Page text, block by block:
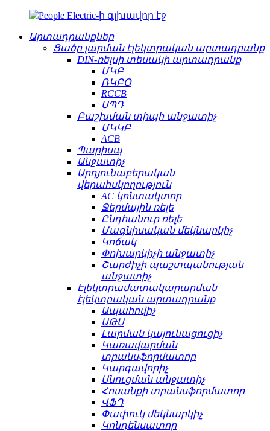
Արտադրանքներ
Ցածր լարման էլեկտրական արտադրանք
DIN-ռելսի տեսակի արտադրանք
ՄԿԲ
ՌԿԲՕ
RCCB
ՍՊԴ
Բաշխման տիպի անջատիչ
ՄԿԿԲ
ACB
Պարիսպ
Անջատիչ
Արդյունաբերական
վերահսկողություն
AC կոնտակտոր
Ջերմային ռելե
Ընդհանուր ռելե
Մագնիսական մեկնարկիչ
Կոճակ
Փոխարկիչի անջատիչ
Շարժիչի պաշտպանության
անջատիչ
Էլեկտրամատակարարման
էլեկտրական արտադրանք
Ապահովիչ
ԱԹՍ
Լարման կայունացուցիչ
Կառավարման
տրանսֆորմատոր
Կարգավորիչ
Սնուցման անջատիչ
Հոսանքի տրանսֆորմատոր
ՎՖԴ
Փափուկ մեկնարկիչ
Կոնդենսատոր